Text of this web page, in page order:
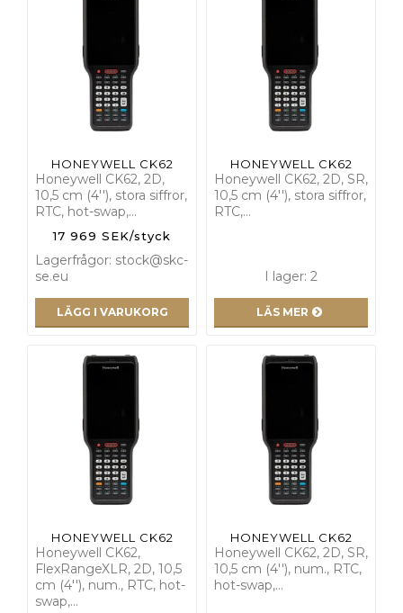
HONEYWELL CK62
Honeywell CK62, 2D,
10,5 cm (4''), stora siffror,
RTC, hot-swap,…
17 969 SEK/styck
Lagerfrågor: stock@skc-
se.eu
LÄGG I VARUKORG
HONEYWELL CK62
Honeywell CK62, 2D, SR,
10,5 cm (4''), stora siffror,
RTC,…
I lager: 2
LÄS MER
HONEYWELL CK62
Honeywell CK62,
FlexRangeXLR, 2D, 10,5
cm (4''), num., RTC, hot-
swap,…
HONEYWELL CK62
Honeywell CK62, 2D, SR,
10,5 cm (4''), num., RTC,
hot-swap,…